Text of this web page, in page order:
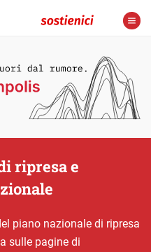
ripresa e
piano nazionale di ripresa
sulle pagine di